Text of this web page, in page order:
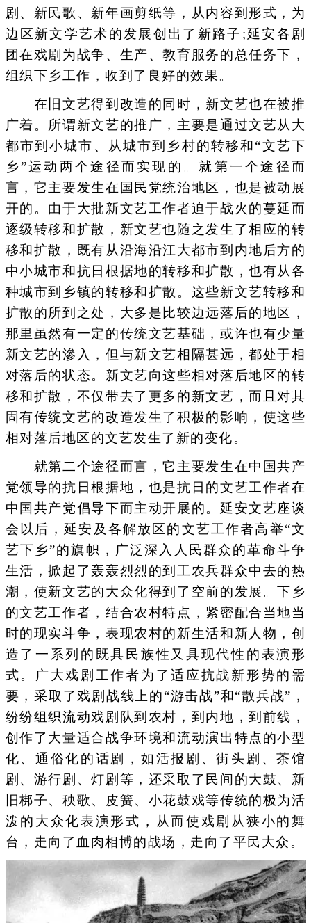
剧、新民歌、新年画剪纸等，从内容到形式，为
边区新文学艺术的发展创出了新路子;延安各剧
团在戏剧为战争、生产、教育服务的总任务下，
组织下乡工作，收到了良好的效果。
在旧文艺得到改造的同时，新文艺也在被推
广着。所谓新文艺的推广，主要是通过文艺从大
都市到小城市、从城市到乡村的转移和“文艺下
乡”运动两个途径而实现的。就第一个途径而
言，它主要发生在国民党统治地区，也是被动展
开的。由于大批新文艺工作者迫于战火的蔓延而
逐级转移和扩散，新文艺也随之发生了相应的转
移和扩散，既有从沿海沿江大都市到内地后方的
中小城市和抗日根据地的转移和扩散，也有从各
种城市到乡镇的转移和扩散。这些新文艺转移和
扩散的所到之处，大多是比较边远落后的地区，
那里虽然有一定的传统文艺基础，或许也有少量
新文艺的滲入，但与新文艺相隔甚远，都处于相
对落后的状态。新文艺向这些相对落后地区的转
移和扩散，不仅带去了更多的新文艺，而且对其
固有传统文艺的改造发生了积极的影响，使这些
相对落后地区的文艺发生了新的变化。
就第二个途径而言，它主要发生在中国共产
党领导的抗日根据地，也是抗日的文艺工作者在
中国共产党倡导下而主动开展的。延安文艺座谈
会以后，延安及各解放区的文艺工作者高举“文
艺下乡”的旗帜，广泛深入人民群众的革命斗争
生活，掀起了轰轰烈烈的到工农兵群众中去的热
潮，使新文艺的大众化得到了空前的发展。下乡
的文艺工作者，结合农村特点，紧密配合当地当
时的现实斗争，表现农村的新生活和新人物，创
造了一系列的既具民族性又具现代性的表演形
式。广大戏剧工作者为了适应抗战新形势的需
要，采取了戏剧战线上的“游击战”和“散兵战”，
纷纷组织流动戏剧队到农村，到内地，到前线，
创作了大量适合战争环境和流动演出特点的小型
化、通俗化的话剧，如活报剧、街头剧、茶馆
剧、游行剧、灯剧等，还采取了民间的大鼓、新
旧梆子、秧歌、皮簧、小花鼓戏等传统的极为活
泼的大众化表演形式，从而使戏剧从狭小的舞
台，走向了血肉相博的战场，走向了平民大众。